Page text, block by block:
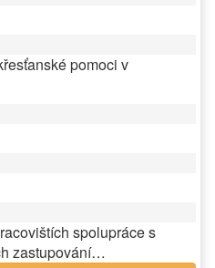
pomoci v
spolupráce s
zastupování…